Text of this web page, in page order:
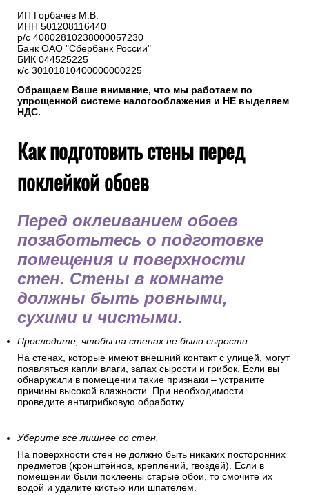
ИП Горбачев М.В.
ИНН 501208116440
р/с 40802810238000057230
Банк ОАО "Сбербанк России"
БИК 044525225
к/с 30101810400000000225
Обращаем Ваше внимание, что мы работаем по
упрощенной системе налогооблажения и НЕ выделяем
НДС.
Как подготовить стены перед
поклейкой обоев
Перед оклеиванием обоев
позаботьтесь о подготовке
помещения и поверхности
стен. Стены в комнате
должны быть ровными,
сухими и чистыми.
Проследите, чтобы на стенах не было сырости.
На стенах, которые имеют внешний контакт с улицей, могут
появляться капли влаги, запах сырости и грибок. Если вы
обнаружили в помещении такие признаки – устраните
причины высокой влажности. При необходимости
проведите антигрибковую обработку.
Уберите все лишнее со стен.
На поверхности стен не должно быть никаких посторонних
предметов (кронштейнов, креплений, гвоздей). Если в
помещении были поклеены старые обои, то смочите их
водой и удалите кистью или шпателем.